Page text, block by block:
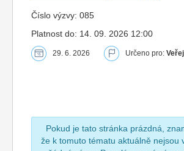
Číslo výzvy: 085
Platnost do: 14. 09. 2026 12:00
29. 6. 2026 Určeno pro:
Pokud je tato stránka prázdná,
že k tomuto tématu aktuálně nejsou